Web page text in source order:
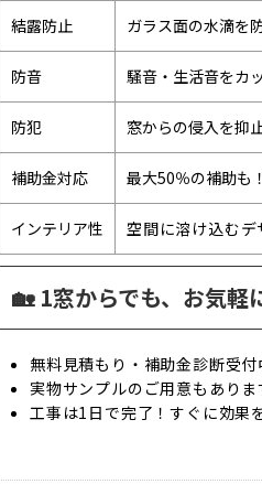
結露防止 ガラス面の水滴を
防音 騒音・生活音をカ
防犯 窓からの侵入を抑
補助金対応 最大50％の補助も
インテリア性 空間に溶け込む
🏡 1窓からでも、お気軽
無料見積もり・補助金診断受付
実物サンプルのご用意もありま
工事は1日で完了！すぐに効果